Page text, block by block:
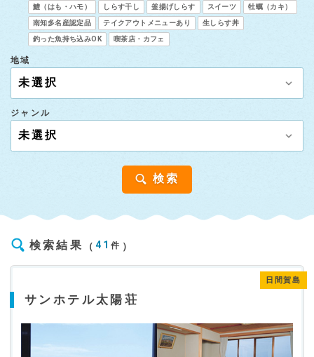
鱧（はも・ハモ） しらす干し 釜揚げしらす スイーツ 牡蠣（カキ）
南知多名産認定品 テイクアウトメニューあり 生しらす丼
釣った魚持ち込みOK 喫茶店・カフェ
地域
ジャンル
検索
検索結果 41件
サンホテル太陽荘
日間賀島